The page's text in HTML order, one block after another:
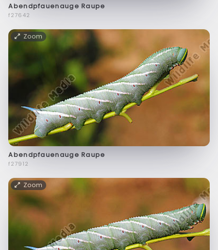
Abendpfauenauge Raupe
f27642
Zoom
Abendpfauenauge Raupe
f27912
Zoom